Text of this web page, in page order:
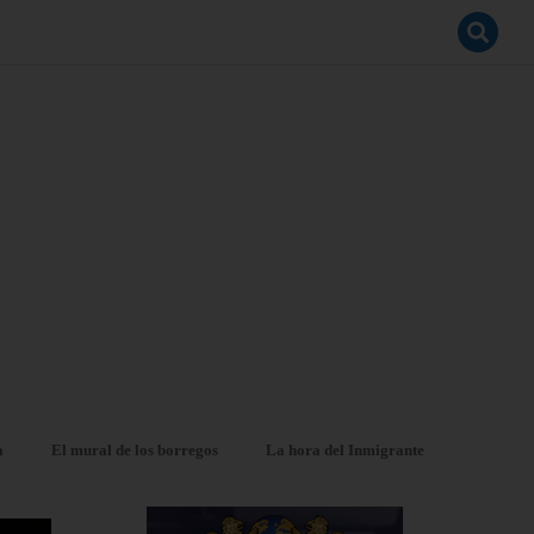
El mural de los borregos La hora del Inmigrante